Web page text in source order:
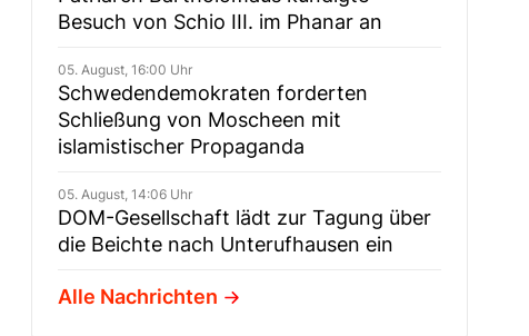
Besuch von Schio III. im Phanar an
05. August, 16:00 Uhr
Schwedendemokraten forderten
Schließung von Moscheen mit
islamistischer Propaganda
05. August, 14:06 Uhr
DOM-Gesellschaft lädt zur Tagung über
die Beichte nach Unterufhausen ein
Alle Nachrichten